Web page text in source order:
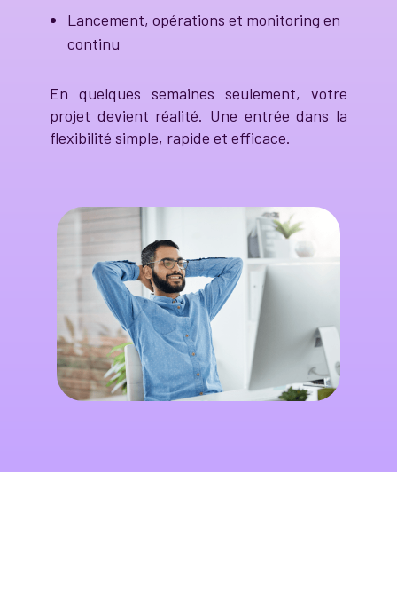
Lancement, opérations et monitoring en
continu
En quelques semaines seulement, votre
projet devient réalité. Une entrée dans la
flexibilité simple, rapide et efficace.